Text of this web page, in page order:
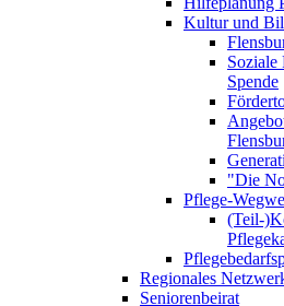
Kultur und
Soziale
Spende
"Die
Pflege-
(Teil-
Regionales
Seniorenbeirat